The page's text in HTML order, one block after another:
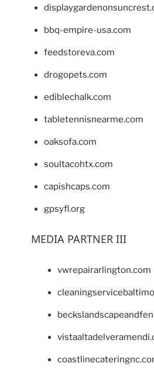
bbq-empire-usa.com
feedstoreva.com
drogopets.com
ediblechalk.com
tabletennisnearme.com
oaksofa.com
soultacohtx.com
capishcaps.com
gpsyfl.org
MEDIA PARTNER III
vwrepairarlington.com